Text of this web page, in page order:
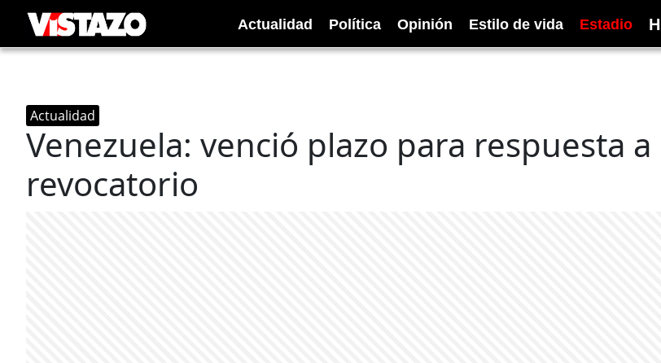
Actualidad Política Opinión Estilo de vida Estadio H
Actualidad
Venezuela: venció plazo para respuesta a
revocatorio